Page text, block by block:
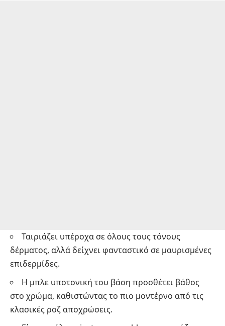
Ταιριάζει υπέροχα σε όλους τους τόνους
δέρματος, αλλά δείχνει φανταστικό σε μαυρισμένες
επιδερμίδες.
Η μπλε υποτονική του βάση προσθέτει βάθος
στο χρώμα, καθιστώντας το πιο μοντέρνο από τις
κλασικές ροζ αποχρώσεις.